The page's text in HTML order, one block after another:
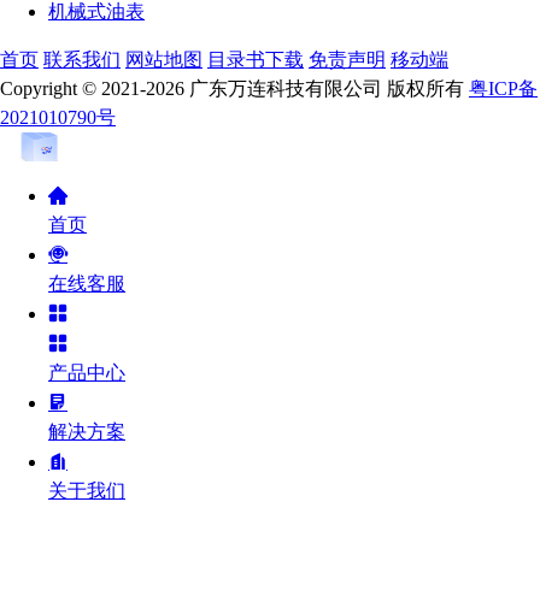
机械式油表
首页 联系我们 网站地图 目录书下载 免责声明 移动端
Copyright © 2021-2026 广东万连科技有限公司 版权所有 粤ICP备
2021010790号
首页
在线客服
产品中心
解决方案
关于我们